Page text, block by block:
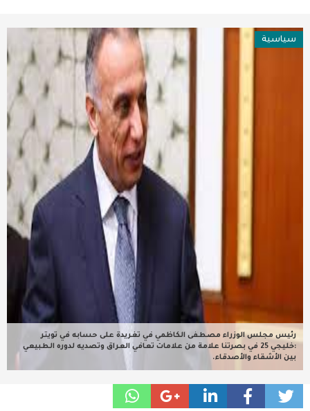
سياسية
رئيس مجلس الوزراء مصطفى الكاظمي في تغريدة على حسابه في تويتر
:خليجي 25 في بصرتنا علامة من علامات تعافي العراق وتصديه لدوره الطبيعي
بين الأشقاء والأصدقاء.
عربية ودولية
تقنيات
تحقيقات صحفية
مقالات
عامة ومنوعات